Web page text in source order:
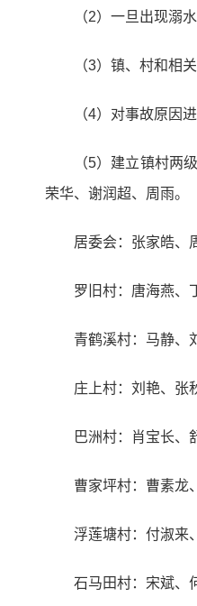
（2）一旦出现溺
（3）镇、村和相
（4）对事故原因
（5）建立镇村两
荣华、谢润超、周雨。
居委会：张家皓、
罗旧村：唐海燕、
青鹤溪村：马静、
庄上村：刘艳、张
巴洲村：肖宝长、
曹家坪村：曹素龙
浮莲塘村：付淑来
石马田村：宋斌、